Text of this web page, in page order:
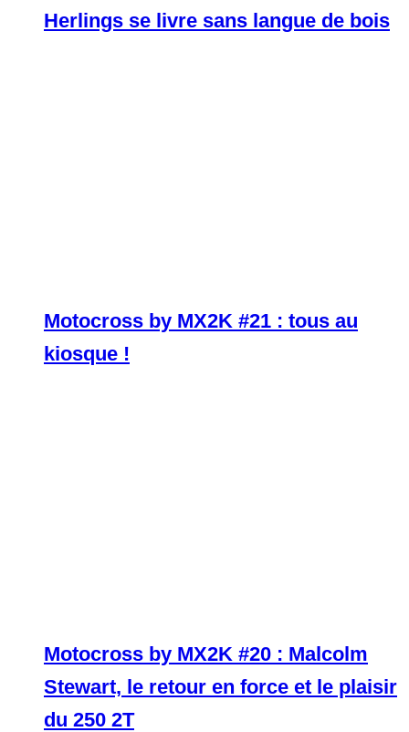
Herlings se livre sans langue de bois
Motocross by MX2K #21 : tous au
kiosque !
Motocross by MX2K #20 : Malcolm
Stewart, le retour en force et le plaisir
du 250 2T